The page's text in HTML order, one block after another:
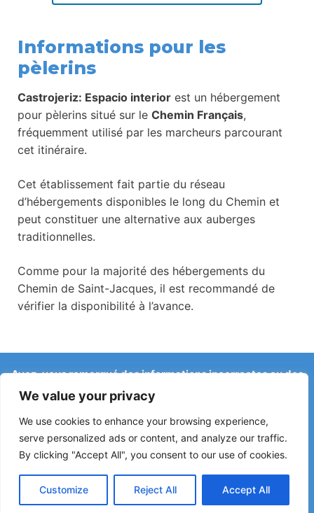
We value your privacy
We use cookies to enhance your browsing experience,
serve personalized ads or content, and analyze our traffic.
By clicking "Accept All", you consent to our use of cookies.
Customize Reject All Accept All
Informations pour les
pèlerins
Castrojeriz: Espacio interior est un hébergement
pour pèlerins situé sur le Chemin Français,
fréquemment utilisé par les marcheurs parcourant
cet itinéraire.
Cet établissement fait partie du réseau
d’hébergements disponibles le long du Chemin et
peut constituer une alternative aux auberges
traditionnelles.
Comme pour la majorité des hébergements du
Chemin de Saint-Jacques, il est recommandé de
vérifier la disponibilité à l’avance.
Avez-vous remarqué des informations incorrectes ou des
changements récents sur le Camino ?
Les signalements concernant des auberges fermées, des
inondations, des déviations, des travaux ou d’autres
changements aident à maintenir le guide à jour.
Si possible, indiquez l’étape concernée.